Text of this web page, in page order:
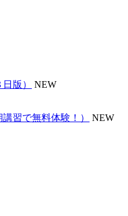
版）
NEW
習で無料体験！）
NEW